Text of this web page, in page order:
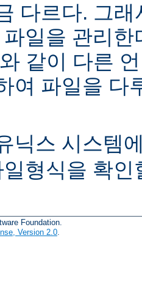
다르다. 그
일을 관리
같이 다른
여 파일을 다
닉스 시스템
일형식을 확인
Foundation.
Version 2.0.